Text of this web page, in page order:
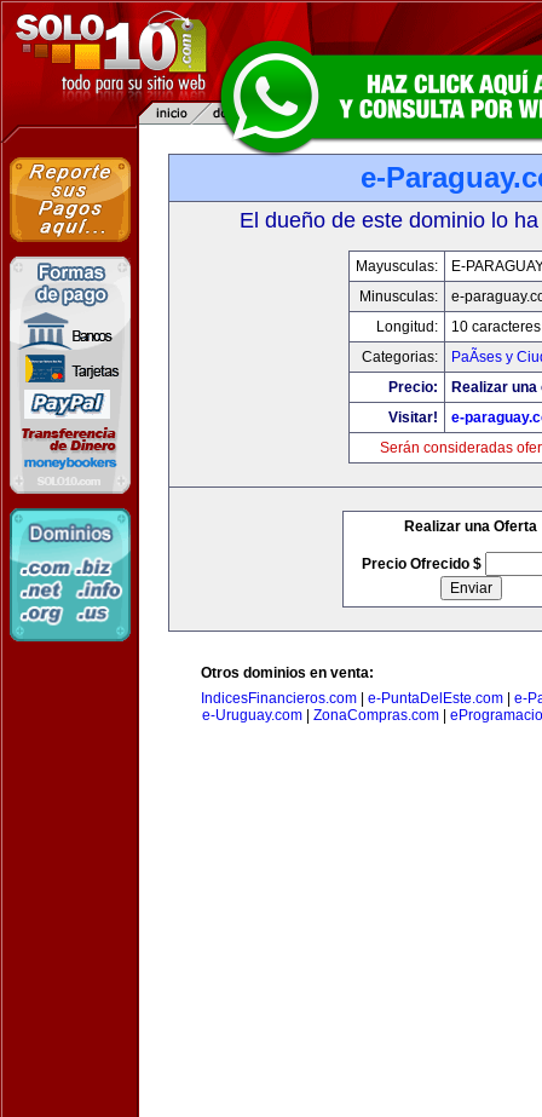
e-
El dueño de este dominio lo
Mayusculas:
E-
Minusculas:
e-
Longitud:
10 caracteres
Categorias:
PaÃ­ses y
Precio:
Realizar
Visitar!
e-
Serán consideradas
Realizar una Oferta
Precio Ofrecido $
Otros dominios en venta:
IndicesFinancieros.com
e-PuntaDelEste.com
e-
e-Uruguay.com
ZonaCompras.com